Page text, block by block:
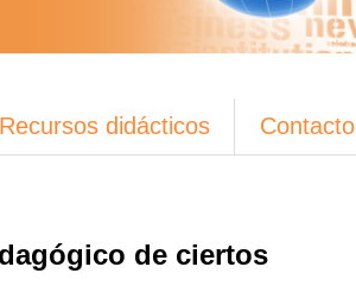
Recursos didácticos Contacto
de ciertos